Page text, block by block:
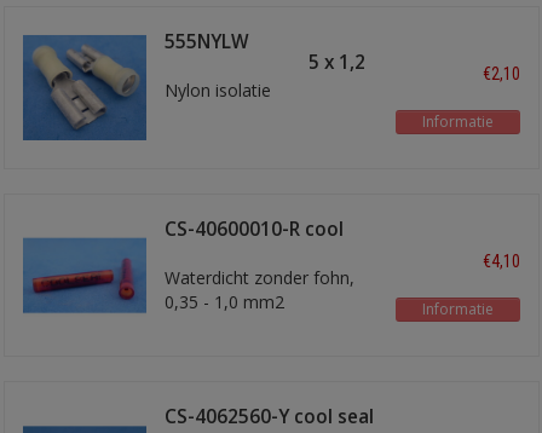
555NYLW
schuifstekker 9,5 x 1,2
Nylon isolatie
€2,10
Informatie
CS-40600010-R cool
Waterdicht zonder fohn,
0,35 - 1,0 mm2
€4,10
Informatie
CS-4062560-Y cool seal